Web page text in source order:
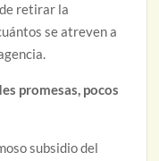
retirar la
se atreven a
promesas, pocos
subsidio del